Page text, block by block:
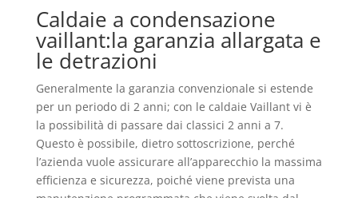
Caldaie a condensazione
vaillant:la garanzia allargata e
le detrazioni
Generalmente la garanzia convenzionale si estende
per un periodo di 2 anni; con le caldaie Vaillant vi è
la possibilità di passare dai classici 2 anni a 7.
Questo è possibile, dietro sottoscrizione, perché
l’azienda vuole assicurare all’apparecchio la massima
efficienza e sicurezza, poiché viene prevista una